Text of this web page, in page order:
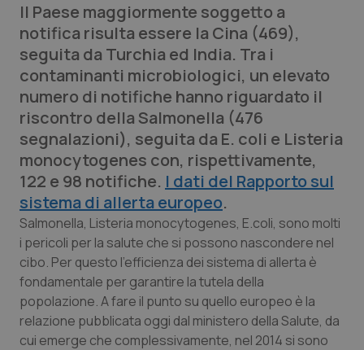
Professionisti Sanitari.AI
Abruzzo
Basilicata
Calabria
Campania
Emilia-Romagna
Friuli Venezia Giulia
Lazio
QS Pro Gold
Artrite & artrosi
Asma & BPCO
Car-T
Colesterolo & coronaropatie
Dermatite Atopica
Diabete & glucometri
QS Club Newsletter
Il Paese maggiormente soggetto a
notifica risulta essere la Cina (469),
seguita da Turchia ed India. Tra i
contaminanti microbiologici, un elevato
numero di notifiche hanno riguardato il
riscontro della Salmonella (476
segnalazioni), seguita da E. coli e Listeria
monocytogenes con, rispettivamente,
122 e 98 notifiche. I dati del Rapporto sul
sistema di allerta europeo.
Salmonella, Listeria monocytogenes, E.coli, sono molti
i pericoli per la salute che si possono nascondere nel
cibo. Per questo l’efficienza dei sistema di allerta è
fondamentale per garantire la tutela della
popolazione. A fare il punto su quello europeo è la
relazione pubblicata oggi dal ministero della Salute, da
cui emerge che complessivamente, nel 2014 si sono